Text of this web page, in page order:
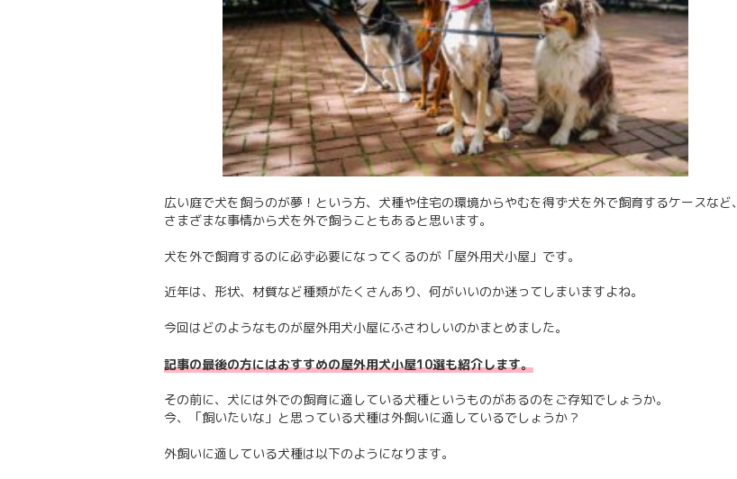
広い庭で犬を飼うのが夢！という方、犬種や住宅の環境からやむを得ず犬を外で飼育するケースなど、
さまざまな事情から犬を外で飼うこともあると思います。
犬を外で飼育するのに必ず必要になってくるのが「屋外用犬小屋」です。
近年は、形状、材質など種類がたくさんあり、何がいいのか迷ってしまいますよね。
今回はどのようなものが屋外用犬小屋にふさわしいのかまとめました。
記事の最後の方にはおすすめの屋外用犬小屋10選も紹介します。
その前に、犬には外での飼育に適している犬種というものがあるのをご存知でしょうか。
今、「飼いたいな」と思っている犬種は外飼いに適しているでしょうか？
外飼いに適している犬種は以下のようになります。